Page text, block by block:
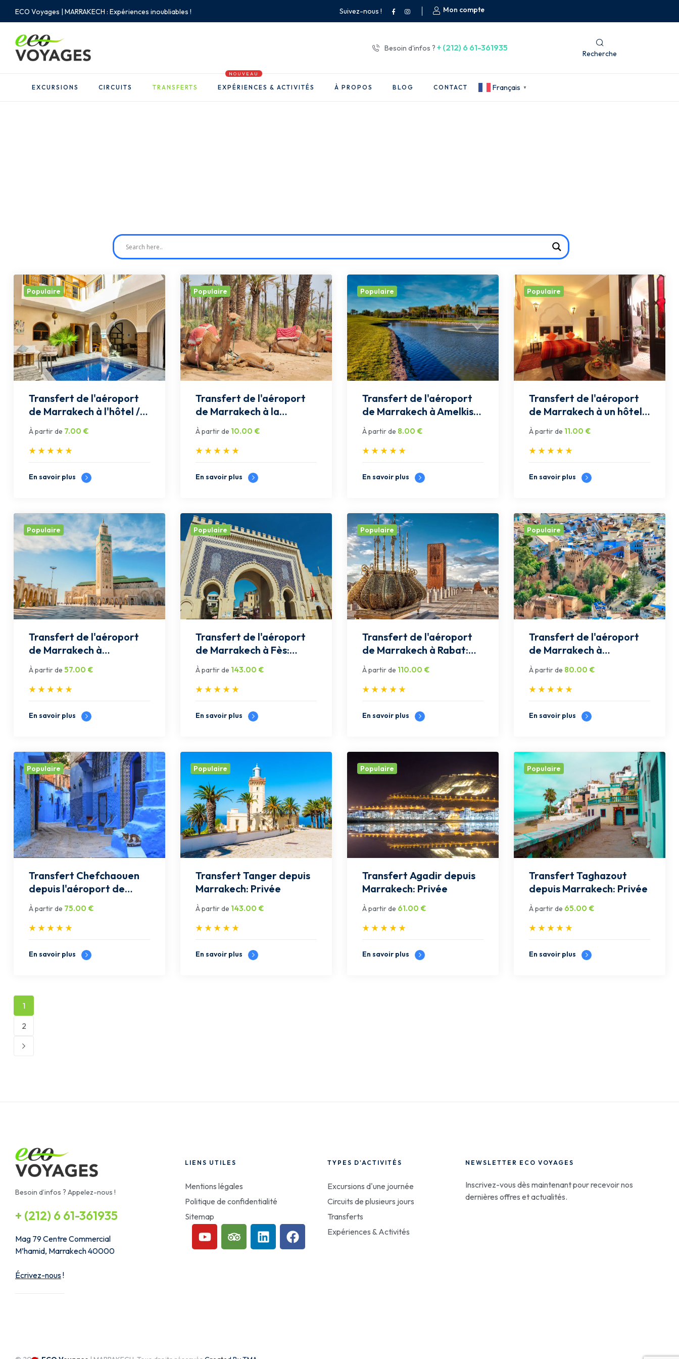
ECO Voyages | MARRAKECH : Expériences inoubliables ! Suivez-nous ! Mon compte
Besoin d'infos ? + (212) 6 61-361935
Recherche
EXCURSIONS CIRCUITS TRANSFERTS EXPÉRIENCES & ACTIVITÉS
NOUVEAU
À PROPOS BLOG CONTACT Français ▼
Populaire
Transfert de l'aéroport
de Marrakech à l'hôtel /
riad au centre-ville:
Privée
À partir de 7.00 €
En savoir plus
Populaire
Transfert de l'aéroport
de Marrakech à la
Palmeraie: Privée
À partir de 10.00 €
En savoir plus
Populaire
Transfert de l'aéroport
de Marrakech à Amelkis:
Privée
À partir de 8.00 €
En savoir plus
Populaire
Transfert de l'aéroport
de Marrakech à un hôtel /
riad situé à 15-20 km:
Privée
À partir de 11.00 €
En savoir plus
Populaire
Transfert de l'aéroport
de Marrakech à
Casablanca: Privée
À partir de 57.00 €
En savoir plus
Populaire
Transfert de l'aéroport
de Marrakech à Fès:
Privée
À partir de 143.00 €
En savoir plus
Populaire
Transfert de l'aéroport
de Marrakech à Rabat:
Privée
À partir de 110.00 €
En savoir plus
Populaire
Transfert de l'aéroport
de Marrakech à
Chefchaouen: Privée
À partir de 80.00 €
En savoir plus
Populaire
Transfert Chefchaouen
depuis l'aéroport de
Casablanca: Privée
À partir de 75.00 €
En savoir plus
Populaire
Transfert Tanger depuis
Marrakech: Privée
À partir de 143.00 €
En savoir plus
Populaire
Transfert Agadir depuis
Marrakech: Privée
À partir de 61.00 €
En savoir plus
Populaire
Transfert Taghazout
depuis Marrakech: Privée
À partir de 65.00 €
En savoir plus
1
2
Besoin d’infos ? Appelez-nous !
+ (212) 6 61-361935
Mag 79 Centre Commercial
M’hamid, Marrakech 40000
Écrivez-nous!
LIENS UTILES
Mentions légales
Politique de confidentialité
Sitemap
TYPES D'ACTIVITÉS
Excursions d'une journée
Circuits de plusieurs jours
Transferts
Expériences & Activités
NEWSLETTER ECO VOYAGES
Inscrivez-vous dès maintenant pour recevoir nos
dernières offres et actualités.